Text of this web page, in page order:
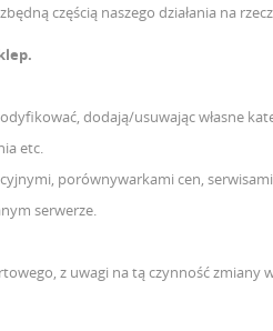
częścią naszego działania na
dodają/usuwając własne
etc.
porównywarkami cen,
serwerze.
z uwagi na tą czynność zmiany